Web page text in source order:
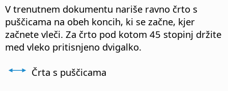
V trenutnem dokumentu nariše ravno črto s
puščicama na obeh koncih, ki se začne, kjer
začnete vleči. Za črto pod kotom 45 stopinj držite
med vleko pritisnjeno dvigalko.
Črta s puščicama